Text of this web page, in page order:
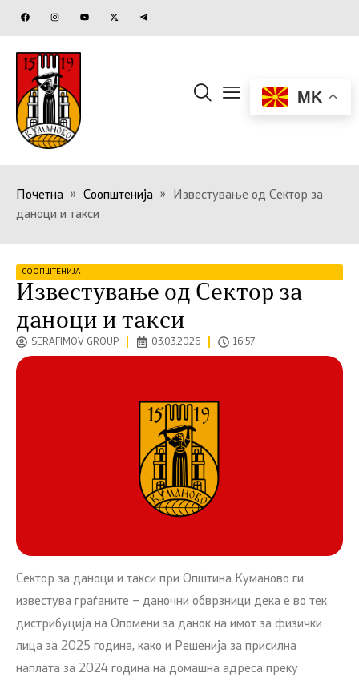
MK
Почетна » Соопштенија »
Известување од Сектор за
даноци и такси
СООПШТЕНИЈА
Известување од Сектор за
даноци и такси
SERAFIMOV GROUP 03.03.2026 16:57
Сектор за даноци и такси при Општина Куманово ги
известува граѓаните – даночни обврзници дека е во тек
дистрибуција на Опомени за данок на имот за физички
лица за 2025 година, како и Решенија за присилна
наплата за 2024 година на домашна адреса преку